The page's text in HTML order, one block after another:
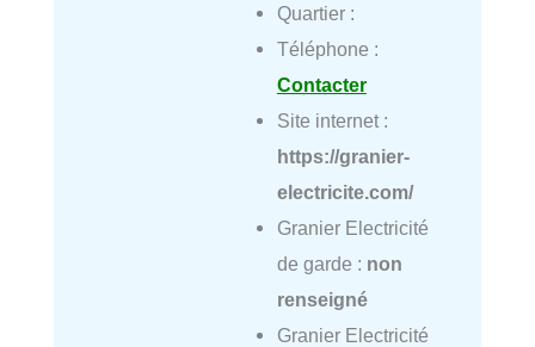
Quartier :
Téléphone :
Contacter
Site internet :
https://granier-
electricite.com/
Granier Electricité
de garde : non
renseigné
Granier Electricité